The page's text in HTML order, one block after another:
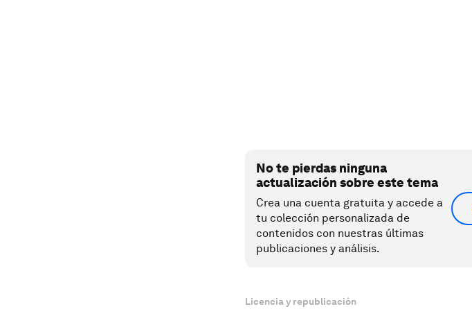
No te pierdas ninguna
actualización sobre este tema
Crea una cuenta gratuita y accede a
tu colección personalizada de
contenidos con nuestras últimas
publicaciones y análisis.
Licencia y republicación